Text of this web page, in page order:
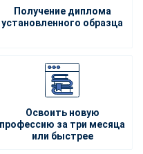
Получение диплома
установленного образца
Освоить новую
профессию за три месяца
или быстрее